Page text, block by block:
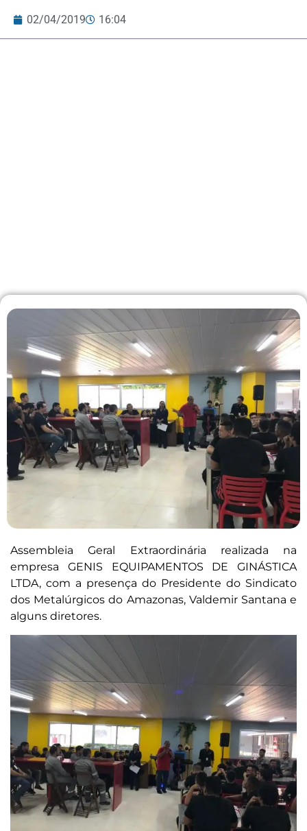
02/04/2019 16:04
Assembleia Geral Extraordinária realizada na
empresa GENIS EQUIPAMENTOS DE GINÁSTICA
LTDA, com a presença do Presidente do Sindicato
dos Metalúrgicos do Amazonas, Valdemir Santana e
alguns diretores.